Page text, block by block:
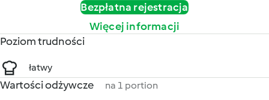
Bezpłatna rejestracja
Więcej informacji
Poziom trudności
łatwy
Wartości odżywcze na 1 portion